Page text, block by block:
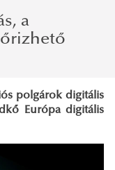
a
polgárok digitális
Európa digitális